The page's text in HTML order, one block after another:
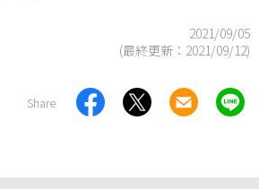
2021/09/05
(最終更新： 2021/09/12)
Share